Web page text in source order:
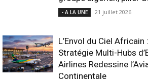
- A LA UNE 21 juillet 2026
L’Envol du Ciel
Stratégie Multi-Hubs
Airlines Redessine
Continentale